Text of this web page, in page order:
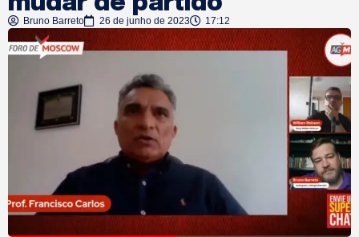
Bruno Barreto 26 de junho de 2023 17:12